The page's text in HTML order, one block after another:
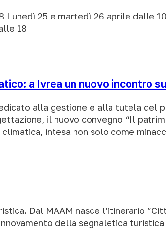
25 e martedì 26 aprile dalle
18
a Ivrea un nuovo incontro
alla gestione e alla tutela del
il nuovo convegno “Il
intesa non solo come
Dal MAAM nasce l’itinerario
della segnaletica